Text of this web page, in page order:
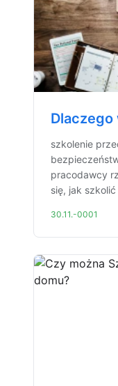
Dlaczego
szkolenie
pracodawcy
się, jak szkolić
30.11.-0001